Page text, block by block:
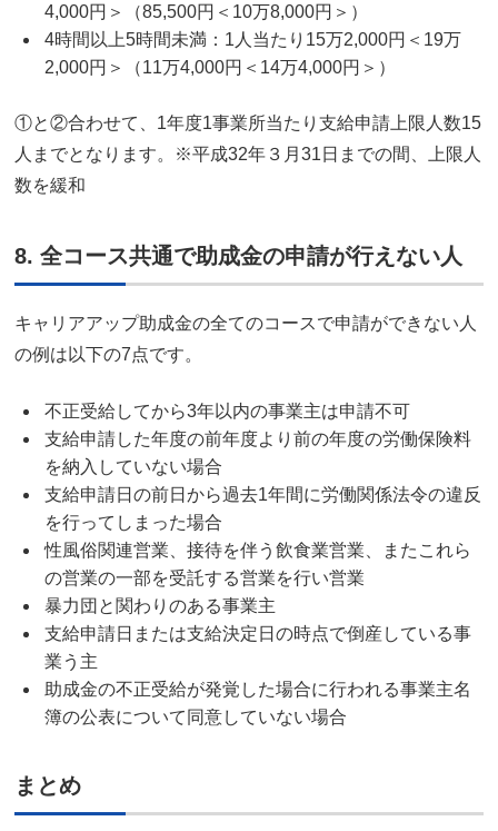
4,000円＞（85,500円＜10万8,000円＞）
4時間以上5時間未満：1人当たり15万2,000円＜19万
2,000円＞（11万4,000円＜14万4,000円＞）
①と②合わせて、1年度1事業所当たり支給申請上限人数15
人までとなります。※平成32年３月31日までの間、上限人
数を緩和
8. 全コース共通で助成金の申請が行えない人
キャリアアップ助成金の全てのコースで申請ができない人
の例は以下の7点です。
不正受給してから3年以内の事業主は申請不可
支給申請した年度の前年度より前の年度の労働保険料
を納入していない場合
支給申請日の前日から過去1年間に労働関係法令の違反
を行ってしまった場合
性風俗関連営業、接待を伴う飲食業営業、またこれら
の営業の一部を受託する営業を行い営業
暴力団と関わりのある事業主
支給申請日または支給決定日の時点で倒産している事
業う主
助成金の不正受給が発覚した場合に行われる事業主名
簿の公表について同意していない場合
まとめ